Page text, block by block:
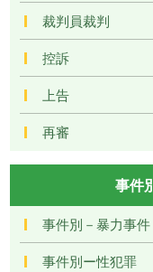
裁判員裁判
控訴
上告
再審
事件
事件別－暴力事件
事件別ー性犯罪